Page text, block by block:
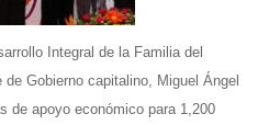
Integral de la Familia del
Gobierno capitalino, Miguel Ángel
de apoyo económico para 1,200